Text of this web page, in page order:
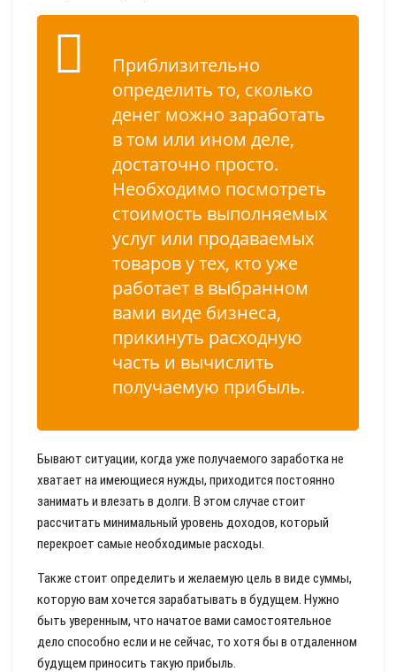
Приблизительно
определить то, сколько
денег можно заработать
в том или ином деле,
достаточно просто.
Необходимо посмотреть
стоимость выполняемых
услуг или продаваемых
товаров у тех, кто уже
работает в выбранном
вами виде бизнеса,
прикинуть расходную
часть и вычислить
получаемую прибыль.
Бывают ситуации, когда уже получаемого заработка не
хватает на имеющиеся нужды, приходится постоянно
занимать и влезать в долги. В этом случае стоит
рассчитать минимальный уровень доходов, который
перекроет самые необходимые расходы.
Также стоит определить и желаемую цель в виде суммы,
которую вам хочется зарабатывать в будущем. Нужно
быть уверенным, что начатое вами самостоятельное
дело способно если и не сейчас, то хотя бы в отдаленном
будущем приносить такую прибыль.